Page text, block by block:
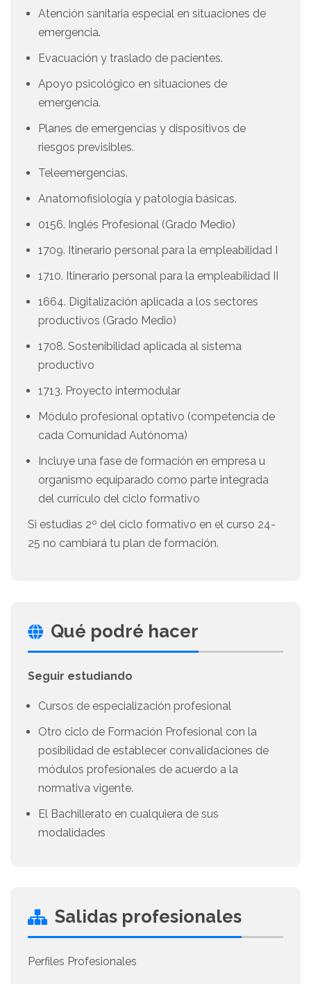
Atención sanitaria especial en situaciones de
emergencia.
Evacuación y traslado de pacientes.
Apoyo psicológico en situaciones de
emergencia.
Planes de emergencias y dispositivos de
riesgos previsibles.
Teleemergencias.
Anatomofisiología y patología básicas.
0156. Inglés Profesional (Grado Medio)
1709. Itinerario personal para la empleabilidad I
1710. Itinerario personal para la empleabilidad II
1664. Digitalización aplicada a los sectores
productivos (Grado Medio)
1708. Sostenibilidad aplicada al sistema
productivo
1713. Proyecto intermodular
Módulo profesional optativo (competencia de
cada Comunidad Autónoma)
Incluye una fase de formación en empresa u
organismo equiparado como parte integrada
del currículo del ciclo formativo
Si estudias 2º del ciclo formativo en el curso 24-
25 no cambiará tu plan de formación.
Qué podré hacer
Seguir estudiando
Cursos de especialización profesional
Otro ciclo de Formación Profesional con la
posibilidad de establecer convalidaciones de
módulos profesionales de acuerdo a la
normativa vigente.
El Bachillerato en cualquiera de sus
modalidades
Salidas profesionales
Perfiles Profesionales